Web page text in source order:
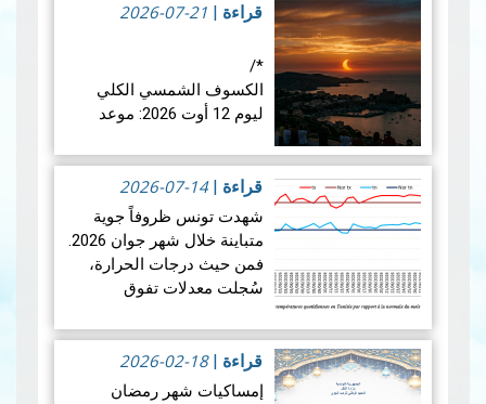
قراءة 2026-07-21
*/
الكسوف الشمسي الكلي
ليوم 12 أوت 2026: موعد
ستشهد الأرض واحدة من أروع
الظواهر الفلكية: كسوفا كلي
للشمس. يُعتبر هذا الكسوف
الأول من نوعه ال…
قراءة
قراءة |
2026-07-14
شهدت تونس ظروفاً جوية
متباينة خلال شهر جوان 2026.
فمن حيث درجات الحرارة،
سُجلت معدلات تفوق
أنحاء البلاد، بمعدل بلغ +1.9
درجة مئوية. ويضع هذالمعدل
شهرجوان… قراءة المزيد
قراءة |
2026-02-18
إمساكيات شهر رمضان